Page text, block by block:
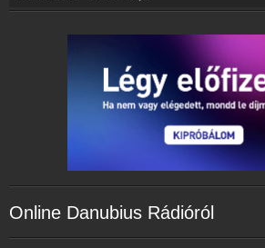
Online Danubius Rádióról